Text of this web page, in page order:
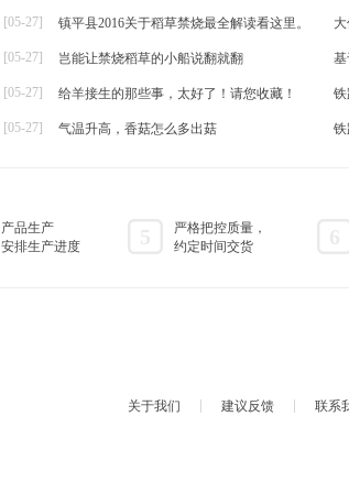
[05-27] 镇平县2016关于稻草禁烧最全解读看这里。
[05-27] 岂能让禁烧稻草的小船说翻就翻
[05-27] 给羊接生的那些事，太好了！请您收藏！
[05-27] 气温升高，香菇怎么多出菇
产品生产
安排生产进度
严格把控质量，
约定时间交货
关于我们
建议反馈 联系